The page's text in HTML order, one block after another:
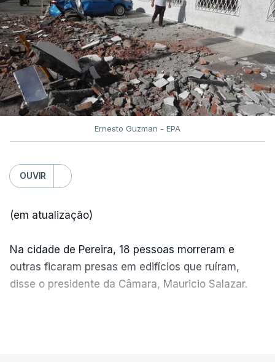
Ernesto Guzman - EPA
OUVIR
(em atualização)
Na cidade de Pereira, 18 pessoas morreram e
outras ficaram presas em edifícios que ruíram,
disse o presidente da Câmara, Mauricio Salazar.